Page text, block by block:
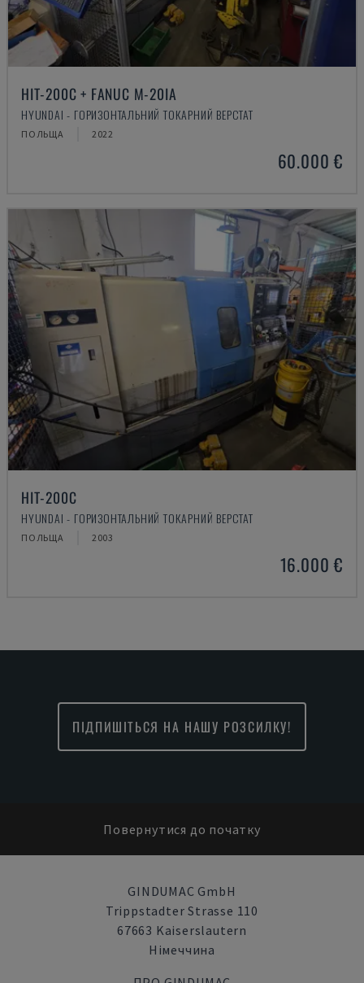
HIT-200C + FANUC M-20IA
HYUNDAI - ГОРИЗОНТАЛЬНИЙ ТОКАРНИЙ ВЕРСТАТ
ПОЛЬЩА 2022
60.000 €
HIT-200C
HYUNDAI - ГОРИЗОНТАЛЬНИЙ ТОКАРНИЙ ВЕРСТАТ
ПОЛЬЩА 2003
16.000 €
ПІДПИШІТЬСЯ НА НАШУ РОЗСИЛКУ!
Повернутися до початку
GINDUMAC GmbH
Trippstadter Strasse 110
67663 Kaiserslautern
Німеччина